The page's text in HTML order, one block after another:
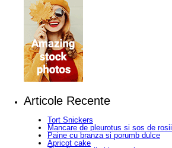
Articole Recente
Tort Snickers
Mancare de pleurotus si sos de rosii
Paine cu branza si porumb dulce
Apricot cake